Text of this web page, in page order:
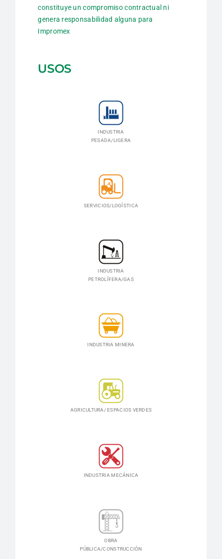
constituye un compromiso contractual ni
genera responsabilidad alguna para
Impromex
USOS
INDUSTRIA
PESADA/LIGERA
SERVICIOS/LOGÍSTICA
INDUSTRIA
PETROLÍFERA/GAS
INDUSTRIA MINERA
AGRICULTURA/ ESPACIOS VERDES
INDUSTRIA MECÁNICA
OBRA
PÚBLICA/CONSTRUCCIÓN